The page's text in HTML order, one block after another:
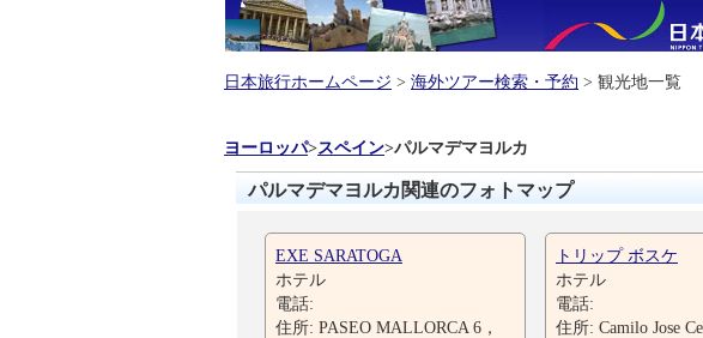
日本旅行ホームページ > 海外ツアー検索・予約 > 観光地一覧
ヨーロッパ>スペイン>パルマデマヨルカ
パルマデマヨルカ関連のフォトマップ
EXE SARATOGA
ホテル
電話:
住所: PASEO MALLORCA 6，
トリップ ボスケ
ホテル
電話:
住所: Camilo Jose